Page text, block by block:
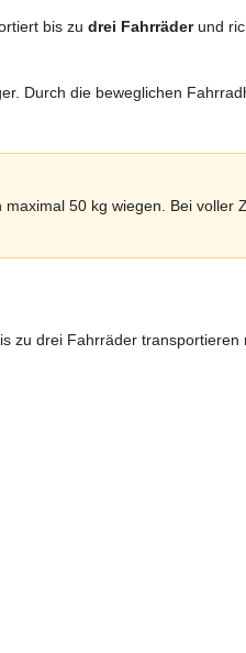
bis zu drei Fahrräderund
Durch die beweglichen
50 kg wiegen. Bei voller
zu drei Fahrräder